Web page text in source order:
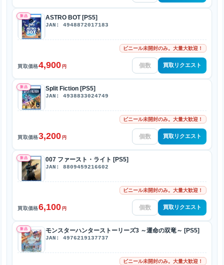
新品 ASTRO BOT [PS5]
JAN: 4948872017183
ビニール未開封のみ。大量大歓迎！
買取価格4,900 円 買取リクエスト
新品 Split Fiction [PS5]
JAN: 4938833024749
ビニール未開封のみ。大量大歓迎！
買取価格3,200 円 買取リクエスト
新品 007 ファースト・ライト [PS5]
JAN: 8809459216602
ビニール未開封のみ。大量大歓迎！
買取価格6,100 円 買取リクエスト
新品 モンスターハンターストーリーズ3 ～運命の双竜～ [PS5]
JAN: 4976219137737
ビニール未開封のみ。大量大歓迎！